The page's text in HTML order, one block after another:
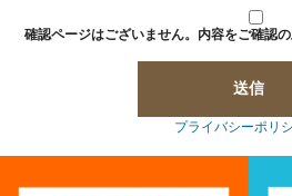
確認ページはございません。内容をご確認
プライバシーポリ